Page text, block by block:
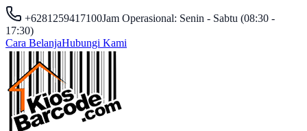
+6281259417100Jam Operasional: Senin - Sabtu (08:30 -
17:30)
Cara BelanjaHubungi Kami